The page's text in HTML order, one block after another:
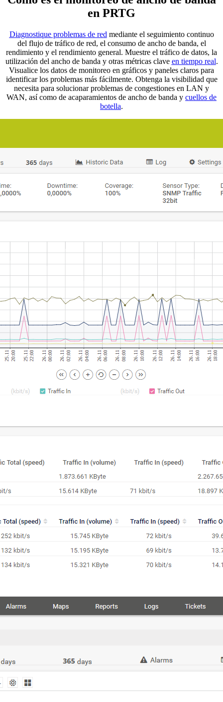
en PRTG
Diagnostique problemas de red mediante el seguimiento continuo
del flujo de tráfico de red, el consumo de ancho de banda, el
rendimiento y el rendimiento general. Muestre el tráfico de datos, la
utilización del ancho de banda y otras métricas clave en tiempo real.
Visualice los datos de monitoreo en gráficos y paneles claros para
identificar los problemas más fácilmente. Obtenga la visibilidad que
necesita para solucionar problemas de congestiones en LAN y
WAN, así como de acaparamientos de ancho de banda y cuellos de
botella.